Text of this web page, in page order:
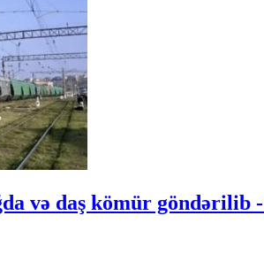
və daş kömür göndərilib -